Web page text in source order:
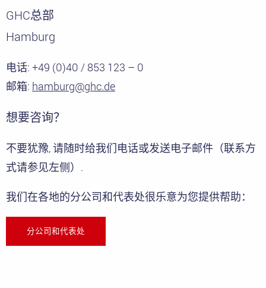
GHC总部
Hamburg
电话: +49 (0)40 / 853 123 – 0
邮箱: hamburg@ghc.de
想要咨询？
不要犹豫, 请随时给我们电话或发送电子邮件（联系方
式请参见左侧）.
我们在各地的分公司和代表处很乐意为您提供帮助：
分公司和代表处